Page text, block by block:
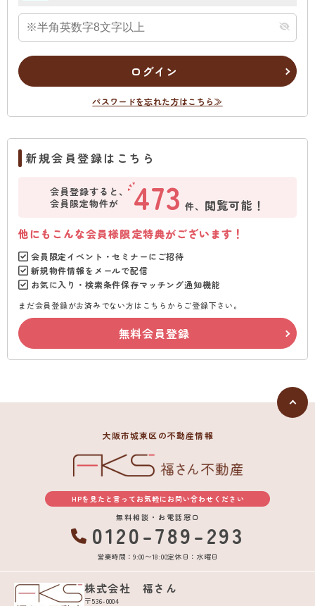
ログイン
パスワードを忘れた方はこちら≫
新規会員登録はこちら
会員登録すると、
会員限定物件が
473 件、 閲覧可能！
他にもこんな会員様限定特典がございます！
会員限定イベント・セミナーにご招待
新規物件情報をメールで配信
お気に入り・検索条件保存マッチング通知機能
まだ会員登録がお済みでない方はこちらからご登録下さい。
無料会員登録
大阪市城東区の不動産情報
HPを見たと言ってお気軽にお問い合わせください
無料相談・お電話窓口
0120-789-293
営業時間：9:00〜18:00定休日：水曜日
株式会社 福さん
〒536-0004